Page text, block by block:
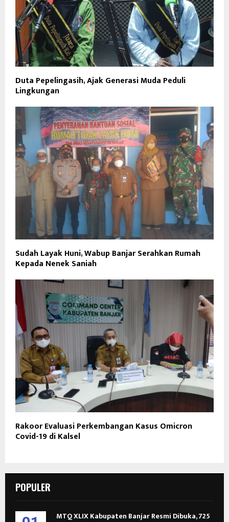
Duta Pepelingasih, Ajak Generasi Muda Peduli
Lingkungan
Sudah Layak Huni, Wabup Banjar Serahkan Rumah
Kepada Nenek Saniah
Rakoor Evaluasi Perkembangan Kasus Omicron
Covid-19 di Kalsel
POPULER
MTQ XLIX Kabupaten Banjar Resmi Dibuka, 725